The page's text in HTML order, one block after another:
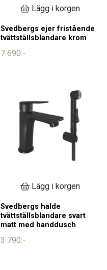
Lägg i korgen
Svedbergs ejer fristående
tvättställsblandare krom
7 690:-
Lägg i korgen
Svedbergs halde
tvättställsblandare svart
matt med handdusch
3 790:-